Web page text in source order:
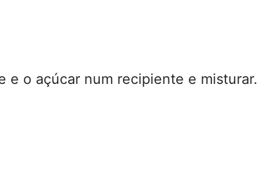
e o açúcar num recipiente e misturar.